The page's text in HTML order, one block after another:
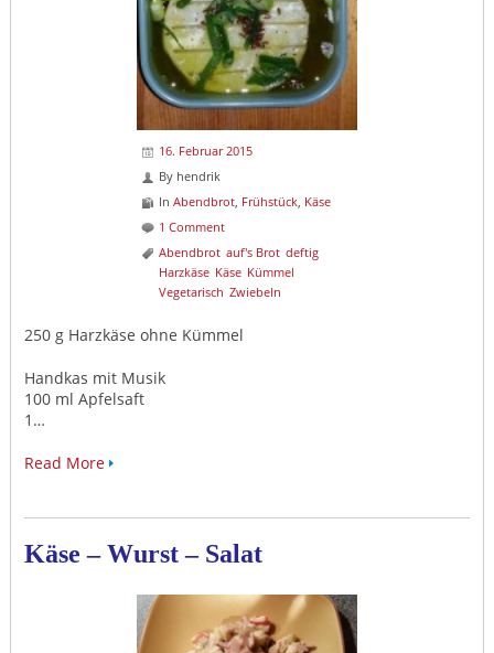
16. Februar 2015
By hendrik
In Abendbrot, Frühstück, Käse
1 Comment
Abendbrot auf's Brot deftig
Harzkäse Käse Kümmel
Vegetarisch Zwiebeln
250 g Harzkäse ohne Kümmel
Handkas mit Musik
100 ml Apfelsaft
1…
Read More
Käse – Wurst – Salat